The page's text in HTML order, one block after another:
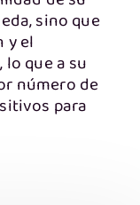
sino que
y el
que a su
número de
para